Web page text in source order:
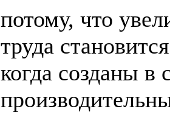
потому, что
труда
когда созданы